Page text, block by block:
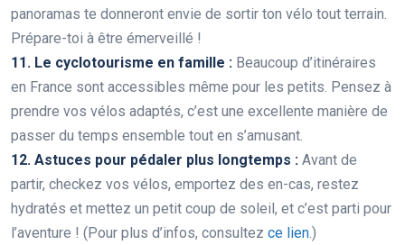
panoramas te donneront envie de sortir ton vélo tout terrain.
Prépare-toi à être émerveillé !
11. Le cyclotourisme en famille : Beaucoup d’itinéraires
en France sont accessibles même pour les petits. Pensez à
prendre vos vélos adaptés, c’est une excellente manière de
passer du temps ensemble tout en s’amusant.
12. Astuces pour pédaler plus longtemps : Avant de
partir, checkez vos vélos, emportez des en-cas, restez
hydratés et mettez un petit coup de soleil, et c’est parti pour
l’aventure ! (Pour plus d’infos, consultez ce lien.)